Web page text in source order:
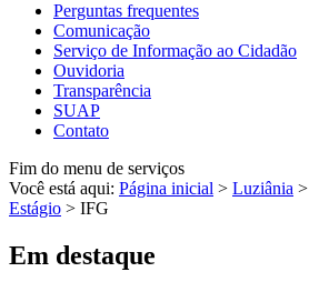
Perguntas frequentes
Comunicação
Serviço de Informação ao Cidadão
Ouvidoria
Transparência
SUAP
Contato
Fim do menu de serviços
Você está aqui: Página inicial > Luziânia >
Estágio > IFG
Em destaque